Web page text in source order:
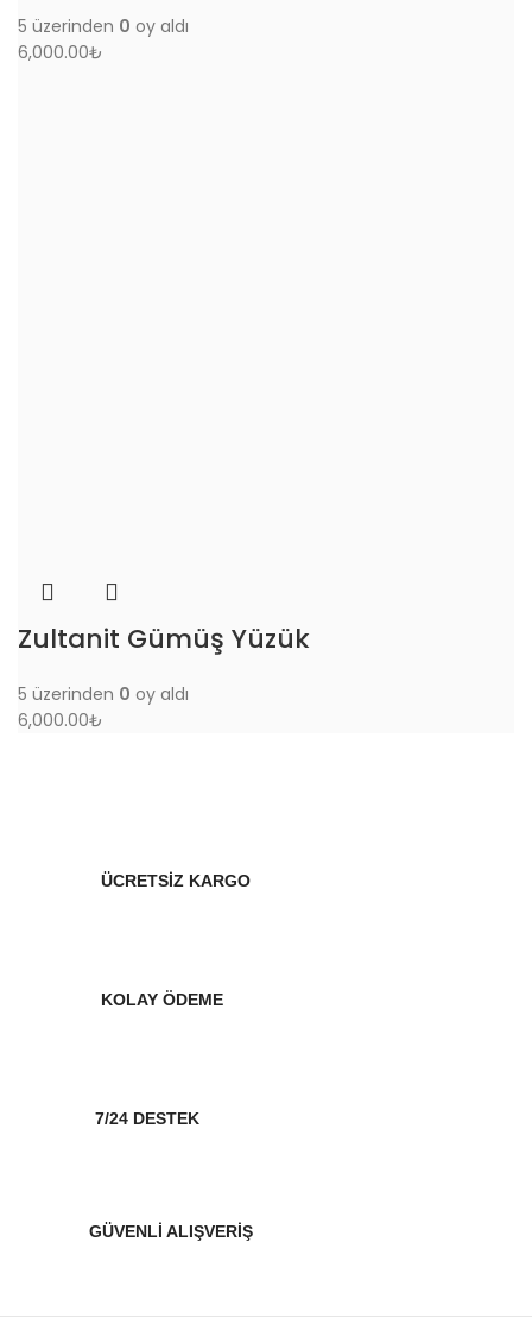
5 üzerinden 0 oy aldı
6,000.00₺
Zultanit Gümüş Yüzük
5 üzerinden 0 oy aldı
6,000.00₺
ÜCRETSİZ KARGO
KOLAY ÖDEME
7/24 DESTEK
GÜVENLİ ALIŞVERİŞ